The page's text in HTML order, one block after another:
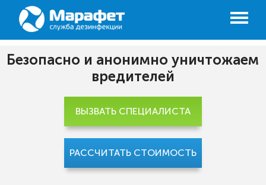
Безопасно и анонимно уничтожаем
вредителей
ВЫЗВАТЬ СПЕЦИАЛИСТА
РАССЧИТАТЬ СТОИМОСТЬ